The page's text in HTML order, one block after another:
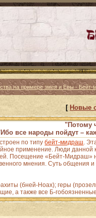
на примере змея и Евы -
[ Новые
"Потому
все народы пойдут –
по типубейт-мидраш.
применение. Люди данной
Посещение «Бейт-Мидраш»
мнения. Суть общения
(бней-Ноах); геры
а также все Б-